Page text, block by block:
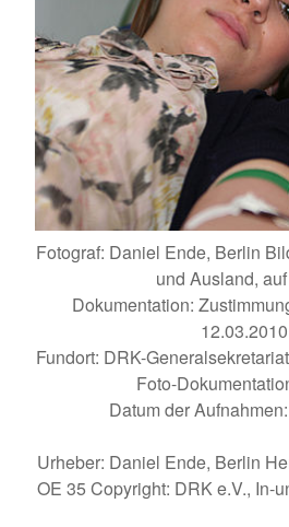
Fotograf: Daniel Ende, Berlin
und Ausland,
Dokumentation:
12.03.2010
Fundort: DRK-
Foto-
Datum der
Urheber: Daniel Ende, Berlin
OE 35 Copyright: DRK e.V., In-